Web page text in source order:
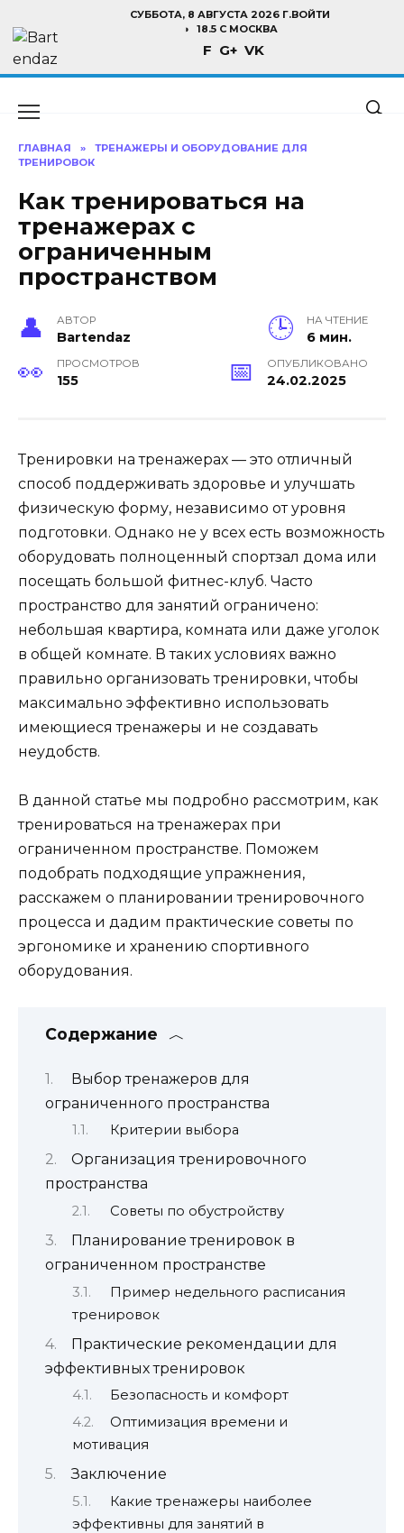
содержанию
СУББОТА, 8 АВГУСТА 2026 Г.ВОЙТИ
18.5 C МОСКВА
F G+ VK
ГЛАВНАЯ »
ТРЕНАЖЕРЫ И ОБОРУДОВАНИЕ ДЛЯ
ТРЕНИРОВОК
Как тренироваться на
тренажерах с
ограниченным
пространством
АВТОР
Bartendaz
НА ЧТЕНИЕ
6 мин.
ПРОСМОТРОВ
155
ОПУБЛИКОВАНО
24.02.2025
Тренировки на тренажерах — это отличный
способ поддерживать здоровье и улучшать
физическую форму, независимо от уровня
подготовки. Однако не у всех есть возможность
оборудовать полноценный спортзал дома или
посещать большой фитнес-клуб. Часто
пространство для занятий ограничено:
небольшая квартира, комната или даже уголок
в общей комнате. В таких условиях важно
правильно организовать тренировки, чтобы
максимально эффективно использовать
имеющиеся тренажеры и не создавать
неудобств.
В данной статье мы подробно рассмотрим, как
тренироваться на тренажерах при
ограниченном пространстве. Поможем
подобрать подходящие упражнения,
расскажем о планировании тренировочного
процесса и дадим практические советы по
эргономике и хранению спортивного
оборудования.
Содержание
Выбор тренажеров для
ограниченного пространства
Критерии выбора
Организация тренировочного
пространства
Советы по обустройству
Планирование тренировок в
ограниченном пространстве
Пример недельного расписания
тренировок
Практические рекомендации для
эффективных тренировок
Безопасность и комфорт
Оптимизация времени и
мотивация
Заключение
Какие тренажеры наиболее
эффективны для занятий в